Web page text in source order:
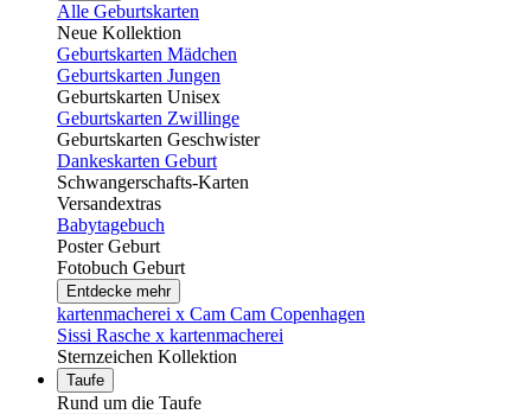
Alle Geburtskarten
Neue Kollektion
Geburtskarten Mädchen
Geburtskarten Jungen
Geburtskarten Unisex
Geburtskarten Zwillinge
Geburtskarten Geschwister
Dankeskarten Geburt
Schwangerschafts-Karten
Versandextras
Babytagebuch
Poster Geburt
Fotobuch Geburt
Entdecke mehr
kartenmacherei x Cam Cam Copenhagen
Sissi Rasche x kartenmacherei
Sternzeichen Kollektion
Taufe
Rund um die Taufe